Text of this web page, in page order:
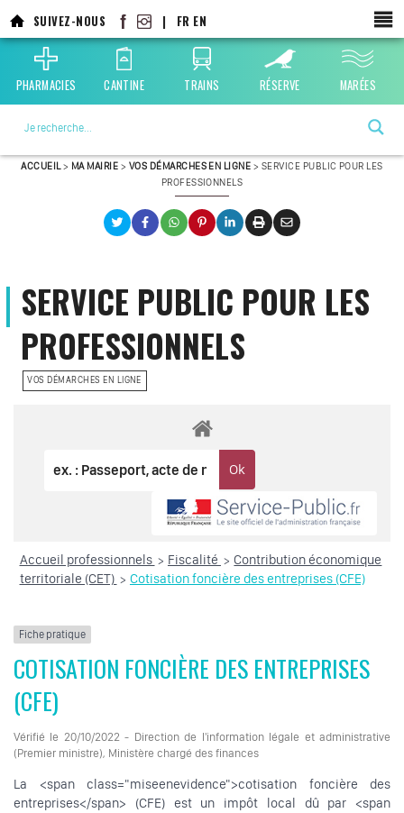
SUIVEZ-NOUS | FR EN
PHARMACIES CANTINE TRAINS RÉSERVE MARÉES
ACCUEIL> MA MAIRIE > VOS DÉMARCHES EN LIGNE > SERVICE PUBLIC POUR LES
PROFESSIONNELS
SERVICE PUBLIC POUR LES
PROFESSIONNELS
VOS DÉMARCHES EN LIGNE
Accueil professionnels > Fiscalité > Contribution économique
territoriale (CET) > Cotisation foncière des entreprises (CFE)
Fiche pratique
COTISATION FONCIÈRE DES ENTREPRISES
(CFE)
Vérifié le 20/10/2022 - Direction de l'information légale et administrative
(Premier ministre), Ministère chargé des finances
La <span class="miseenevidence">cotisation foncière des
entreprises</span> (CFE) est un impôt local dû par <span